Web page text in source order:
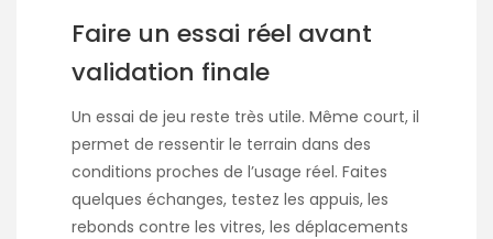
Faire un essai réel avant
validation finale
Un essai de jeu reste très utile. Même court, il
permet de ressentir le terrain dans des
conditions proches de l’usage réel. Faites
quelques échanges, testez les appuis, les
rebonds contre les vitres, les déplacements